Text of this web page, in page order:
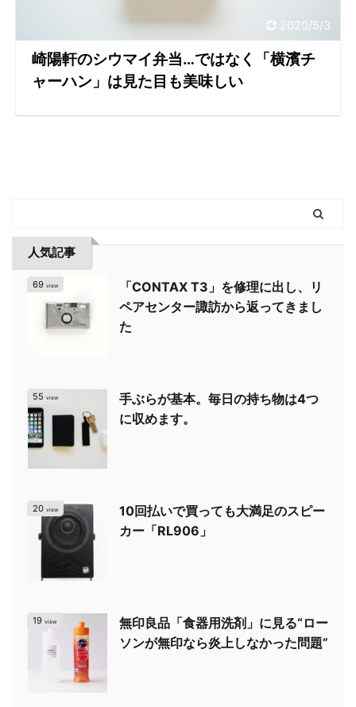
2020/5/3
崎陽軒のシウマイ弁当…ではなく「横濱チ
ャーハン」は見た目も美味しい
人気記事
69 view
「CONTAX T3」を修理に出し、リ
ペアセンター諏訪から返ってきまし
た
55 view
手ぶらが基本。毎日の持ち物は4つ
に収めます。
20 view
10回払いで買っても大満足のスピー
カー「RL906」
19 view
無印良品「食器用洗剤」に見る“ロー
ソンが無印なら炎上しなかった問題”